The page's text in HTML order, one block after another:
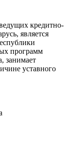
кредитно-
является
программ
занимает
уставного